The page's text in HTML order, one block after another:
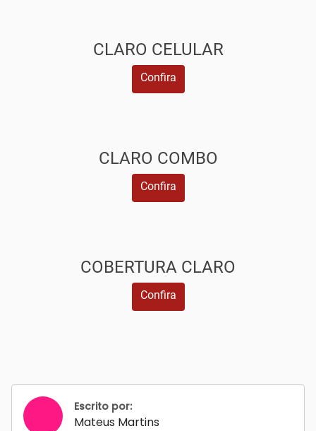
CLARO CELULAR
Confira
CLARO COMBO
Confira
COBERTURA CLARO
Confira
Escrito por:
Mateus Martins